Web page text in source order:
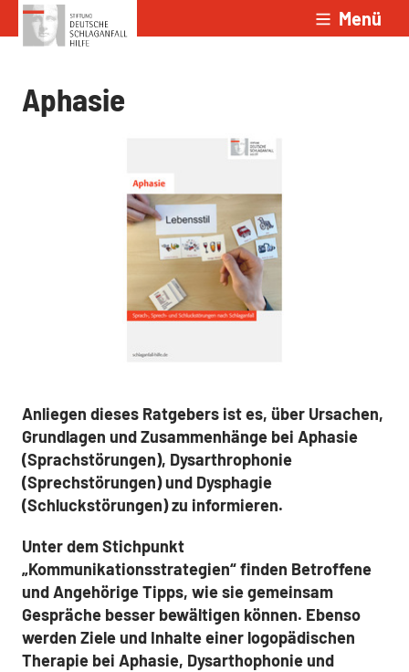
Zum Inhalt springen Menü
Aphasie
Anliegen dieses Ratgebers ist es, über Ursachen,
Grundlagen und Zusammenhänge bei Aphasie
(Sprachstörungen), Dysarthrophonie
(Sprechstörungen) und Dysphagie
(Schluckstörungen) zu informieren.
Unter dem Stichpunkt
„Kommunikationsstrategien“ finden Betroffene
und Angehörige Tipps, wie sie gemeinsam
Gespräche besser bewältigen können. Ebenso
werden Ziele und Inhalte einer logopädischen
Therapie bei Aphasie, Dysarthophonie und